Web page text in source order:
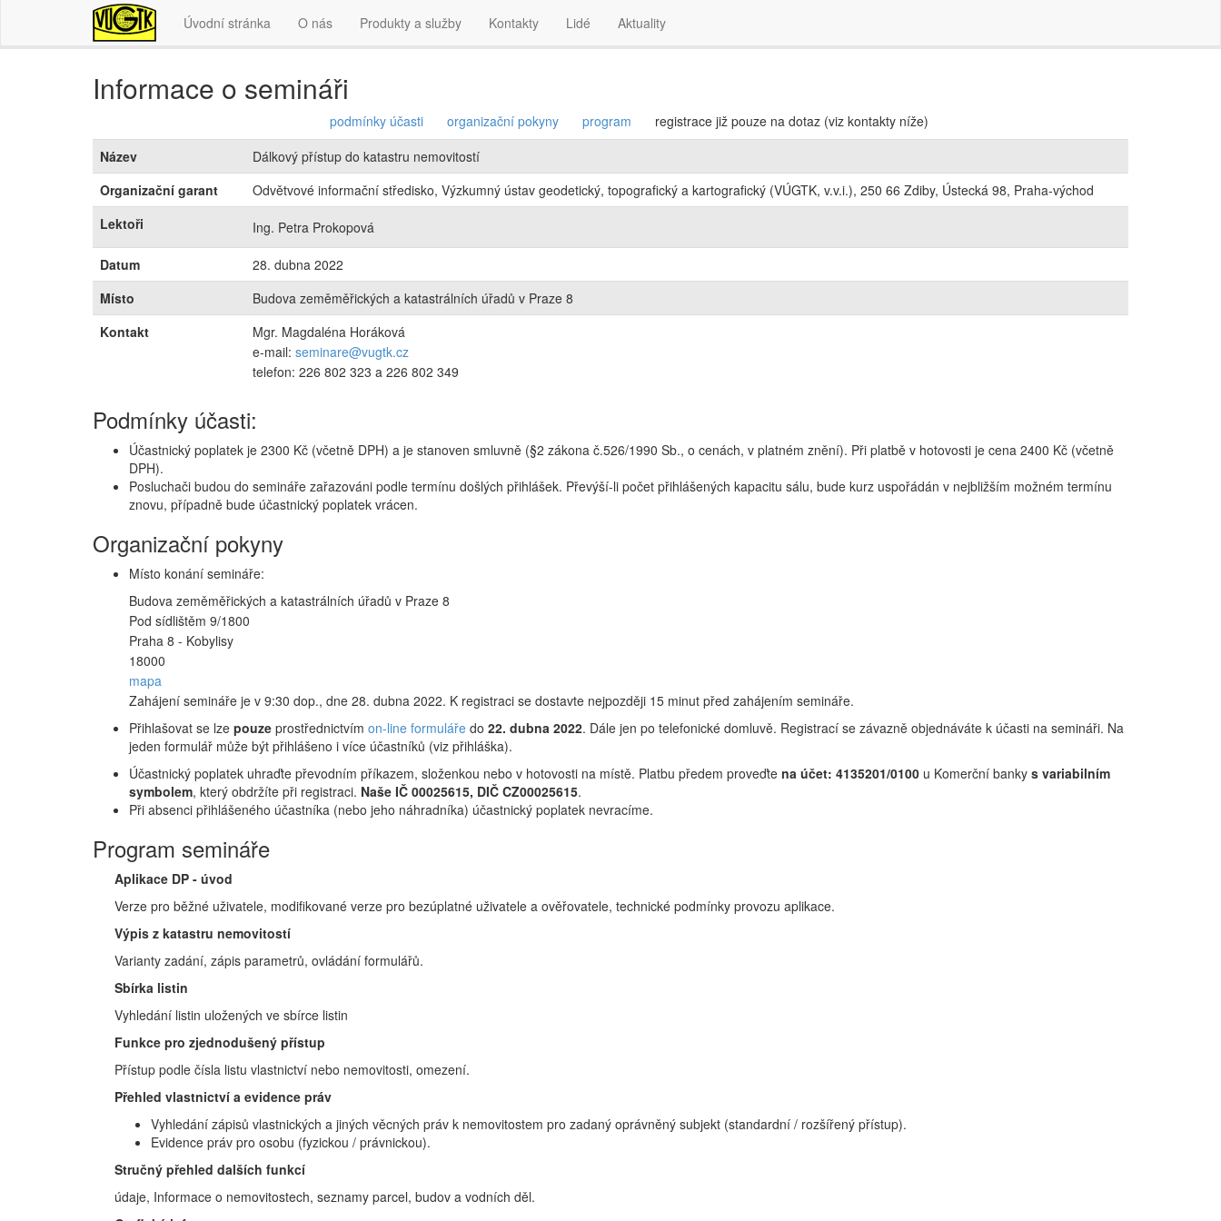
Úvodní stránka O nás Produkty a služby Kontakty Lidé Aktuality
Informace o semináři
podmínky účasti organizační pokyny program
registrace již pouze na dotaz (viz kontakty níže)
Název
Dálkový přístup do katastru nemovitostí
Organizační garant
Odvětvové informační středisko, Výzkumný ústav geodetický, topografický a kartografický (VÚGTK, v.v.i.), 250 66 Zdiby, Ústecká 98, Praha-východ
Lektoři
Ing. Petra Prokopová
Datum
28. dubna 2022
Místo
Budova zeměměřických a katastrálních úřadů v Praze 8
Kontakt
Mgr. Magdaléna Horáková
e-mail: seminare@vugtk.cz
telefon: 226 802 323 a 226 802 349
Podmínky účasti:
Účastnický poplatek je 2300 Kč (včetně DPH) a je stanoven smluvně (§2 zákona č.526/1990 Sb., o cenách, v platném znění). Při platbě v hotovosti je cena 2400 Kč (včetně
DPH).
Posluchači budou do semináře zařazováni podle termínu došlých přihlášek. Převýší-li počet přihlášených kapacitu sálu, bude kurz uspořádán v nejbližším možném termínu
znovu, případně bude účastnický poplatek vrácen.
Organizační pokyny
Místo konání semináře:
Budova zeměměřických a katastrálních úřadů v Praze 8
Pod sídlištěm 9/1800
Praha 8 - Kobylisy
18000
mapa
Zahájení semináře je v 9:30 dop., dne 28. dubna 2022. K registraci se dostavte nejpozději 15 minut před zahájením semináře.
Přihlašovat se lze pouze prostřednictvím on-line formuláře do 22. dubna 2022. Dále jen po telefonické domluvě. Registrací se závazně objednáváte k účasti na semináři. Na
jeden formulář může být přihlášeno i více účastníků (viz přihláška).
Účastnický poplatek uhraďte převodním příkazem, složenkou nebo v hotovosti na místě. Platbu předem proveďte na účet: 4135201/0100 u Komerční banky s variabilním
symbolem, který obdržíte při registraci. Naše IČ 00025615, DIČ CZ00025615.
Při absenci přihlášeného účastníka (nebo jeho náhradníka) účastnický poplatek nevracíme.
Program semináře
Aplikace DP - úvod
Verze pro běžné uživatele, modifikované verze pro bezúplatné uživatele a ověřovatele, technické podmínky provozu aplikace.
Výpis z katastru nemovitostí
Varianty zadání, zápis parametrů, ovládání formulářů.
Sbírka listin
Vyhledání listin uložených ve sbírce listin
Funkce pro zjednodušený přístup
Přístup podle čísla listu vlastnictví nebo nemovitosti, omezení.
Přehled vlastnictví a evidence práv
Vyhledání zápisů vlastnických a jiných věcných práv k nemovitostem pro zadaný oprávněný subjekt (standardní / rozšířený přístup).
Evidence práv pro osobu (fyzickou / právnickou).
Stručný přehled dalších funkcí
údaje, Informace o nemovitostech, seznamy parcel, budov a vodních děl.